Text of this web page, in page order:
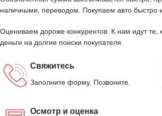
наличными, переводом. Покупаем авто быстро
Оцениваем дороже конкурентов. К нам идут те,
деньги на долгие поиски покупателя.
Свяжитесь
Заполните форму. Позвоните.
Осмотр и оценка